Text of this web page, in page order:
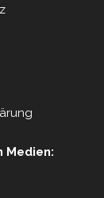
Medien: